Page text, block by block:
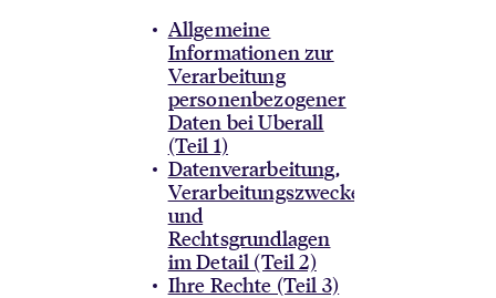
Allgemeine
Informationen zur
Verarbeitung
personenbezogener
Daten bei Uberall
(Teil 1)
Datenverarbeitung,
Verarbeitungszwecke
und
Rechtsgrundlagen
im Detail (Teil 2)
Ihre Rechte (Teil 3)